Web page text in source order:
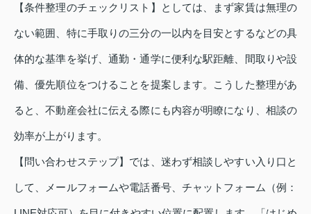
【条件整理のチェックリスト】としては、まず家賃は無理の
ない範囲、特に手取りの三分の一以内を目安とするなどの具
体的な基準を挙げ、通勤・通学に便利な駅距離、間取りや設
備、優先順位をつけることを提案します。こうした整理があ
ると、不動産会社に伝える際にも内容が明瞭になり、相談の
効率が上がります。
【問い合わせステップ】では、迷わず相談しやすい入り口と
して、メールフォームや電話番号、チャットフォーム（例：